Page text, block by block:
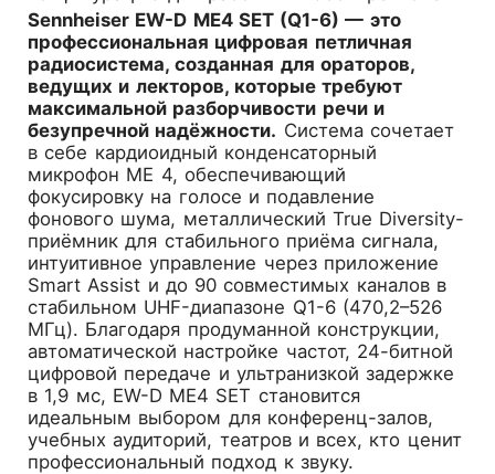
Sennheiser EW-D ME4 SET (Q1-6) — это
профессиональная цифровая петличная
радиосистема, созданная для ораторов,
ведущих и лекторов, которые требуют
максимальной разборчивости речи и
безупречной надёжности. Система сочетает
в себе кардиоидный конденсаторный
микрофон ME 4, обеспечивающий
фокусировку на голосе и подавление
фонового шума, металлический True Diversity-
приёмник для стабильного приёма сигнала,
интуитивное управление через приложение
Smart Assist и до 90 совместимых каналов в
стабильном UHF-диапазоне Q1-6 (470,2–526
МГц). Благодаря продуманной конструкции,
автоматической настройке частот, 24-битной
цифровой передаче и ультранизкой задержке
в 1,9 мс, EW-D ME4 SET становится
идеальным выбором для конференц-залов,
учебных аудиторий, театров и всех, кто ценит
профессиональный подход к звуку.